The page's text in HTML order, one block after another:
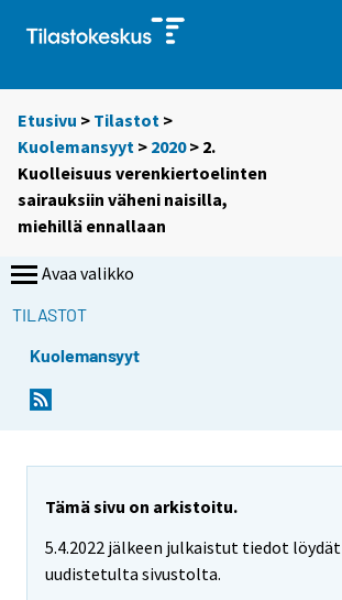
Etusivu > Tilastot >
Kuolemansyyt > 2020> 2.
Kuolleisuus verenkiertoelinten
sairauksiin väheni naisilla,
miehillä ennallaan
Avaa valikko
TILASTOT
Kuolemansyyt
Tämä sivu on arkistoitu.
5.4.2022 jälkeen julkaistut tiedot löydät
uudistetulta sivustolta.